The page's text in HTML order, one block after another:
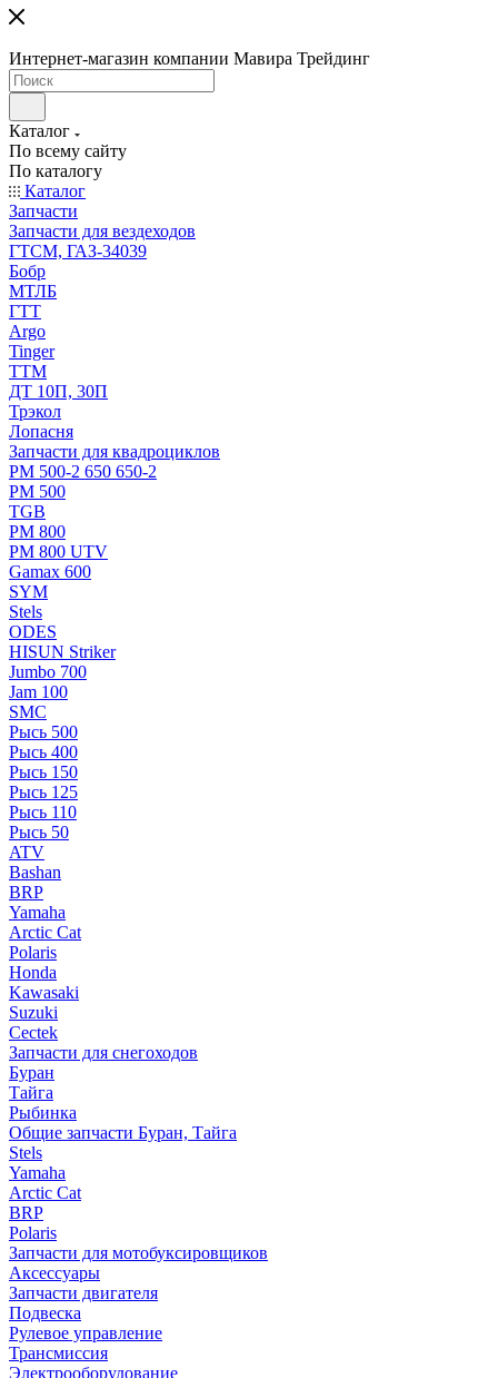
Интернет-магазин компании Мавира Трейдинг
Каталог
По всему сайту
По каталогу
Каталог
Запчасти
Запчасти для вездеходов
ГТСМ, ГАЗ-34039
Бобр
МТЛБ
ГТТ
Argo
Tinger
ТТМ
ДТ 10П, 30П
Трэкол
Лопасня
Запчасти для квадроциклов
РМ 500-2 650 650-2
РМ 500
TGB
РМ 800
РМ 800 UTV
Gamax 600
SYM
Stels
ОDЕS
HISUN Striker
Jumbo 700
Jam 100
SMC
Рысь 500
Рысь 400
Рысь 150
Рысь 125
Рысь 110
Рысь 50
ATV
Bashan
BRP
Yamaha
Arctic Cat
Polaris
Honda
Kawasaki
Suzuki
Cectek
Запчасти для снегоходов
Буран
Тайга
Рыбинка
Общие запчасти Буран, Тайга
Stels
Yamaha
Arctic Cat
BRP
Polaris
Запчасти для мотобуксировщиков
Аксессуары
Запчасти двигателя
Подвеска
Рулевое управление
Трансмиссия
Электрооборудование